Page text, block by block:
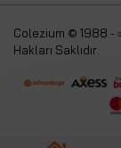
Colezium © 1988 -
Hakları Saklıdır.